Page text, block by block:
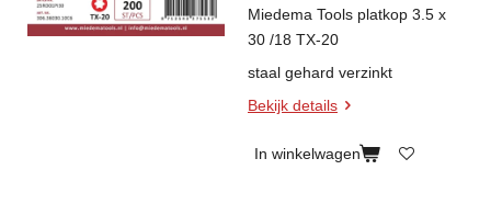
Miedema Tools platkop 3.5 x
30 /18 TX-20
staal gehard verzinkt
Bekijk details
In winkelwagen